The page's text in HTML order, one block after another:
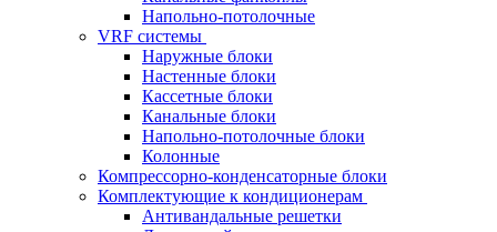
Напольно-потолочные
VRF системы
Наружные блоки
Настенные блоки
Кассетные блоки
Канальные блоки
Напольно-потолочные блоки
Колонные
Компрессорно-конденсаторные блоки
Комплектующие к кондиционерам
Антивандальные решетки